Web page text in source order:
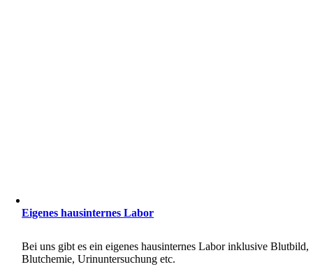
Eigenes hausinternes Labor
Bei uns gibt es ein eigenes hausinternes Labor inklusive Blutbild,
Blutchemie, Urinuntersuchung etc.